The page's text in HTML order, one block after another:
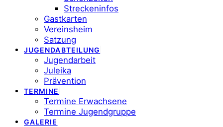
Streckeninfos
Gastkarten
Vereinsheim
Satzung
JUGENDABTEILUNG
Jugendarbeit
Juleika
Prävention
TERMINE
Termine Erwachsene
Termine Jugendgruppe
GALERIE